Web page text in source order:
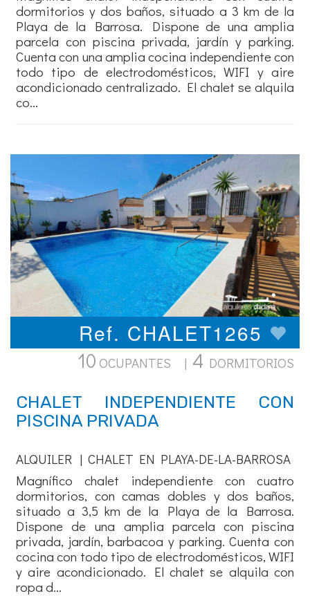
dormitorios y dos baños, situado a 3 km de la
Playa de la Barrosa. Dispone de una amplia
parcela con piscina privada, jardín y parking.
Cuenta con una amplia cocina independiente con
todo tipo de electrodomésticos, WIFI y aire
acondicionado centralizado. El chalet se alquila
co...
Ref. CHALET1265
10 OCUPANTES | 4 DORMITORIOS
CHALET INDEPENDIENTE CON
PISCINA PRIVADA
ALQUILER | CHALET EN PLAYA-DE-LA-BARROSA
Magnífico chalet independiente con cuatro
dormitorios, con camas dobles y dos baños,
situado a 3,5 km de la Playa de la Barrosa.
Dispone de una amplia parcela con piscina
privada, jardín, barbacoa y parking. Cuenta con
cocina con todo tipo de electrodomésticos, WIFI
y aire acondicionado. El chalet se alquila con
ropa d...